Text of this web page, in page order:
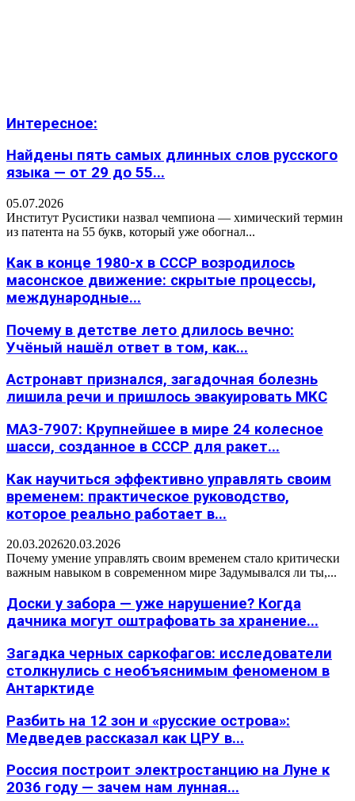
Интересное:
Найдены пять самых длинных слов русского
языка — от 29 до 55...
05.07.2026
Институт Русистики назвал чемпиона — химический термин
из патента на 55 букв, который уже обогнал...
Как в конце 1980-х в СССР возродилось
масонское движение: скрытые процессы,
международные...
Почему в детстве лето длилось вечно:
Учёный нашёл ответ в том, как...
Астронавт признался, загадочная болезнь
лишила речи и пришлось эвакуировать МКС
МАЗ-7907: Крупнейшее в мире 24 колесное
шасси, созданное в СССР для ракет...
Как научиться эффективно управлять своим
временем: практическое руководство,
которое реально работает в...
20.03.202620.03.2026
Почему умение управлять своим временем стало критически
важным навыком в современном мире Задумывался ли ты,...
Доски у забора — уже нарушение? Когда
дачника могут оштрафовать за хранение...
Загадка черных саркофагов: исследователи
столкнулись с необъяснимым феноменом в
Антарктиде
Разбить на 12 зон и «русские острова»:
Медведев рассказал как ЦРУ в...
Россия построит электростанцию на Луне к
2036 году — зачем нам лунная...